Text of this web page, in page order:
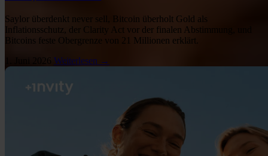
Saylor überdenkt never sell, Bitcoin überholt Gold als
Inflationsschutz, der Clarity Act vor der finalen Abstimmung, und
Bitcoins feste Obergrenze von 21 Millionen erklärt.
1. Juni 2026 Weiterlesen →